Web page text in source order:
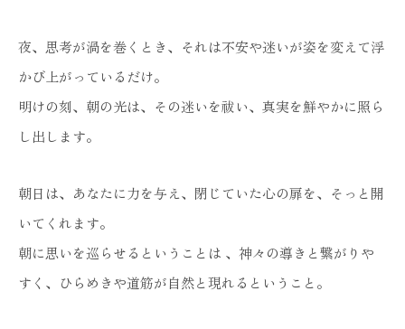
夜、思考が渦を巻くとき、それは不安や迷いが姿を変えて浮
かび上がっているだけ。
明けの刻、朝の光は、その迷いを祓い、真実を鮮やかに照ら
し出します。
朝日は、あなたに力を与え、閉じていた心の扉を、そっと開
いてくれます。
朝に思いを巡らせるということは 、神々の導きと繋がりや
すく、ひらめきや道筋が自然と現れるということ。